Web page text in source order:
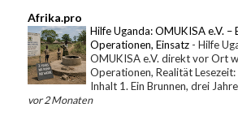
Afrika.pro
Hilfe Uganda: OMUKISA e.V. –
Operationen, Einsatz -Hilfe
OMUKISA e.V. direkt vor Ort
Operationen, Realität
Inhalt 1. Ein Brunnen, drei
vor 2 Monaten